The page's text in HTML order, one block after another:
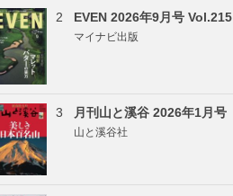
2 EVEN 2026年9月号 Vol.215
マイナビ出版
3 月刊山と溪谷 2026年1月号
山と溪谷社